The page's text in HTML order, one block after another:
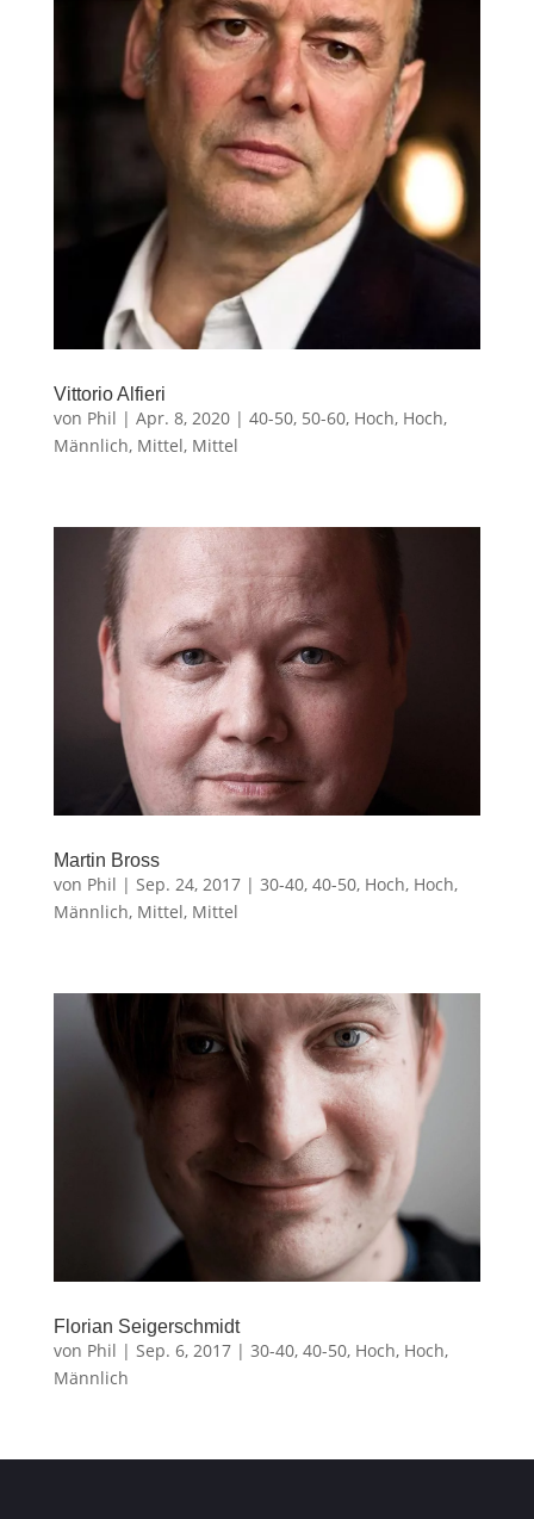
Vittorio Alfieri
von Phil | Apr. 8, 2020| 40-50, 50-60, Hoch, Hoch,
Männlich, Mittel, Mittel
Martin Bross
von Phil | Sep. 24, 2017| 30-40, 40-50, Hoch, Hoch,
Männlich, Mittel, Mittel
Florian Seigerschmidt
von Phil | Sep. 6, 2017| 30-40, 40-50, Hoch, Hoch,
Männlich